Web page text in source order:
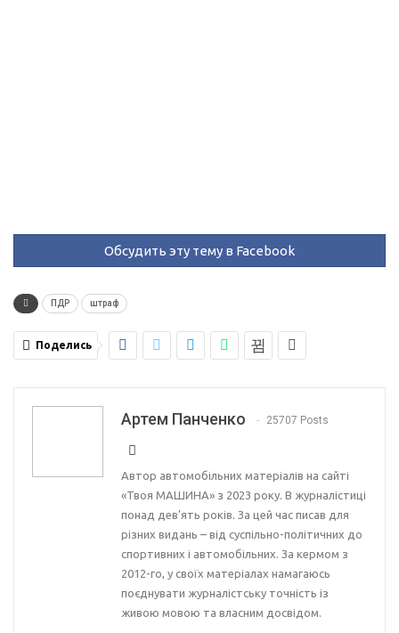
Обсудить эту тему в Facebook
ПДР штраф
Поделись
Артем Панченко 25707 Posts
Автор автомобільних матеріалів на сайті
«Твоя МАШИНА» з 2023 року. В журналістиці
понад дев’ять років. За цей час писав для
різних видань – від суспільно-політичних до
спортивних і автомобільних. За кермом з
2012-го, у своїх матеріалах намагаюсь
поєднувати журналістську точність із
живою мовою та власним досвідом.